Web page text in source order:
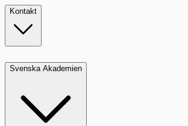
Kontakt
Svenska Akademien